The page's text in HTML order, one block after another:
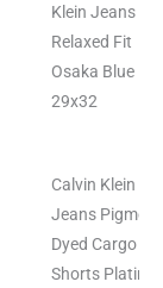
Klein Jeans
Relaxed Fit
Osaka Blue
29x32
Calvin Klein
Jeans
Dyed Cargo
Shorts